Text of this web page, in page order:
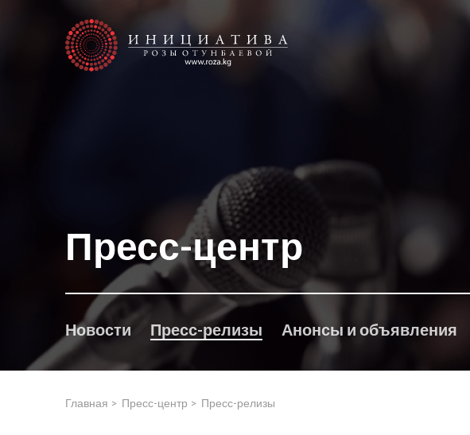
Пресс-центр
Новости Пресс-релизы Анонсы и объявления
Главная > Пресс-центр > Пресс-релизы